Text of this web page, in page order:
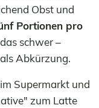
Obst und
Portionen pro
schwer –
Abkürzung.
Supermarkt und
zum Latte